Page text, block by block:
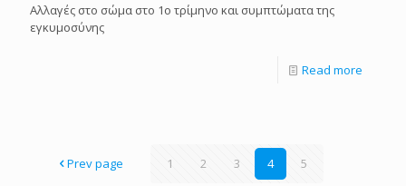
Αλλαγές στο σώμα στο 1ο τρίμηνο και συμπτώματα της
εγκυμοσύνης
Read more
Prev page 1 2 3 4 5